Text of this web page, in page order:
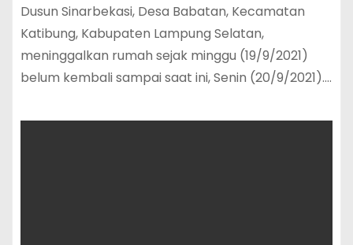
Dusun Sinarbekasi, Desa Babatan, Kecamatan
Katibung, Kabupaten Lampung Selatan,
meninggalkan rumah sejak minggu (19/9/2021)
belum kembali sampai saat ini, Senin (20/9/2021).…